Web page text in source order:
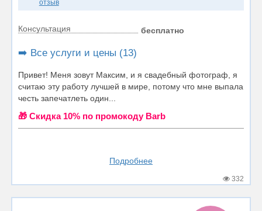
отзыв
Консультация бесплатно
➡️ Все услуги и цены (13)
Привет! Меня зовут Максим, и я свадебный фотограф, я
считаю эту работу лучшей в мире, потому что мне выпала
честь запечатлеть один...
🎁 Cкидка 10% по промокоду Barb
Подробнее
332